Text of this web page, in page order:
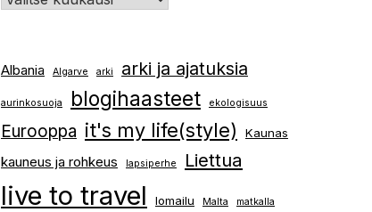
Albania Algarve arki arki ja ajatuksia
aurinkosuoja blogihaasteet ekologisuus
Eurooppa it's my life(style) Kaunas
kauneus ja rohkeus lapsiperhe Liettua
live to travel lomailu Malta matkalla